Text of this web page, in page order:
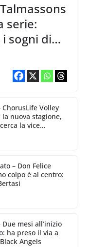
serie:
sogni di
ChorusLife Volley
la nuova stagione,
la vice
– Don Felice
colpo è al centro:
Due mesi all’inizio
ha preso il via a
Angels